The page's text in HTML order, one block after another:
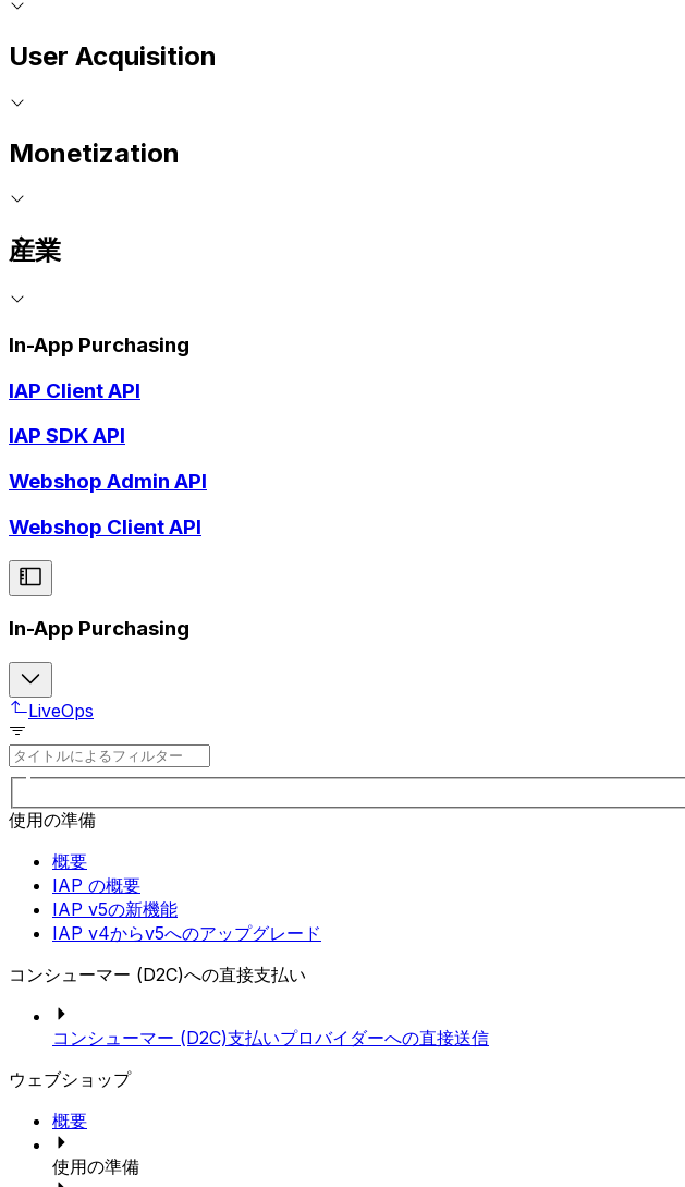
User Acquisition
Monetization
産業
In-App Purchasing
IAP Client API
IAP SDK API
Webshop Admin API
Webshop Client API
In-App Purchasing
LiveOps
使用の準備
概要
IAP の概要
IAP v5の新機能
IAP v4からv5へのアップグレード
コンシューマー (D2C)への直接支払い
コンシューマー (D2C)支払いプロバイダーへの直接送信
ウェブショップ
概要
使用の準備